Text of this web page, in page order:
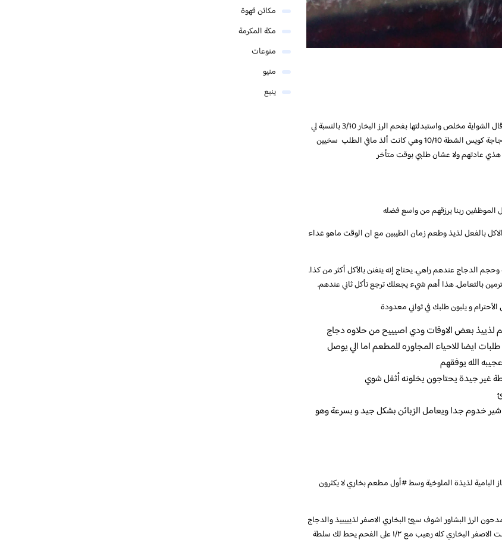
تجربة غير قابلة للتكرار طلبت نصف دجاجة شواية مع رز بخاري قال الشواية مخلص واستبدلتها بفحم الرز البخار 3/10 بالنسبة لي
من ناحية الطعم الدجاج على الفحم 7/10 للطعم لكن حجم الدجاجة كويس الشطة 10/10 وهي كانت ألذ مافي الطلب سخيين
الموظفين ربنا يرزقهم من واسع فضله
بالفعل لذيذ وطعم زمان الطيبين مع ان الوقت ماهو غداء
وحجم الدجاج عندهم راهي. يحتاج إنه يتفنن بالأكل أكثر من كذا.
و يلبون طلبك في ثواني معدودة
لذييذ بعض الاوقات ودي اصيييح من حلاوه دجاج
ايضا للاحياء المجاوره للمطعم اما الي يوصل
الله يوفقهم
غير جيدة يحتاجون يخلونه أثقل شوي
خدوم جدا ويعامل الزبائن بشكل جيد و بسرعة وهو
البامية لذيذة الملوخية وسط #أول مطعم بخاري لا يكثرون
الرز البشاور اشوف سيئ البخاري الاصفر لذيييييذ والدجاج
ع الفحم حلوووو بعد خليته يحط لك مشكل رز بخاري وبشاور اكلت الاصفر البخاري كله رهيب مع ١/٢ على الفحم يحط لك سلطة
مكائن قهوة
مكة المكرمة
منوعات
منيو
ينبع